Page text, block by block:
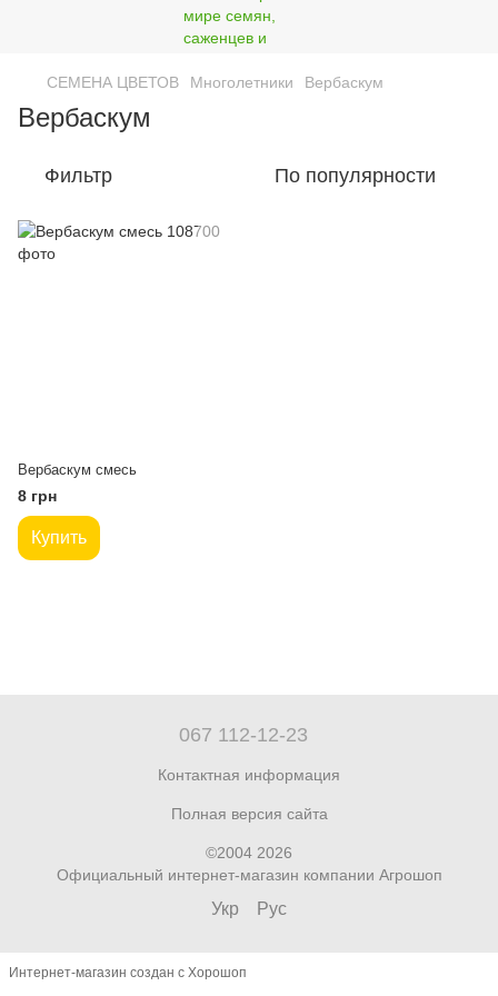
СЕМЕНА ЦВЕТОВ Многолетники Вербаскум
Вербаскум
Фильтр По популярности
Вербаскум смесь
8 грн
Купить
067 112-12-23
Контактная информация
Полная версия сайта
©2004 2026
Официальный интернет-магазин компании Агрошоп
Укр Рус
Интернет-магазин создан с Хорошоп